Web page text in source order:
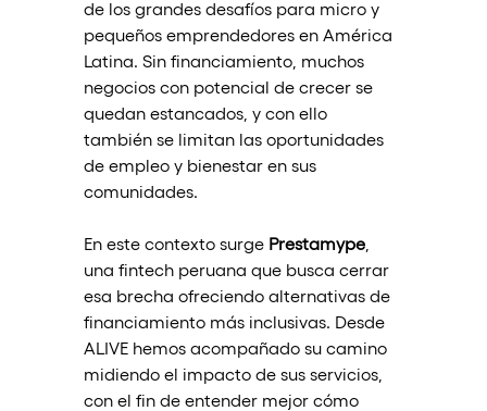
de los grandes desafíos para micro y
pequeños emprendedores en América
Latina. Sin financiamiento, muchos
negocios con potencial de crecer se
quedan estancados, y con ello
también se limitan las oportunidades
de empleo y bienestar en sus
comunidades.
En este contexto surge Prestamype,
una fintech peruana que busca cerrar
esa brecha ofreciendo alternativas de
financiamiento más inclusivas. Desde
ALIVE hemos acompañado su camino
midiendo el impacto de sus servicios,
con el fin de entender mejor cómo